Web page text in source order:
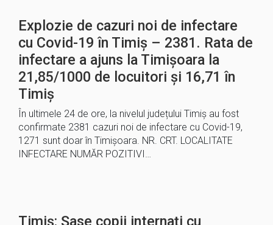
Explozie de cazuri noi de infectare
cu Covid-19 în Timiș – 2381. Rata de
infectare a ajuns la Timișoara la
21,85/1000 de locuitori și 16,71 în
Timiș
În ultimele 24 de ore, la nivelul județului Timiș au fost
confirmate 2381 cazuri noi de infectare cu Covid-19,
1271 sunt doar în Timișoara. NR. CRT. LOCALITATE
INFECTARE NUMĂR POZITIVI…
Timiş: Şase copii internaţi cu